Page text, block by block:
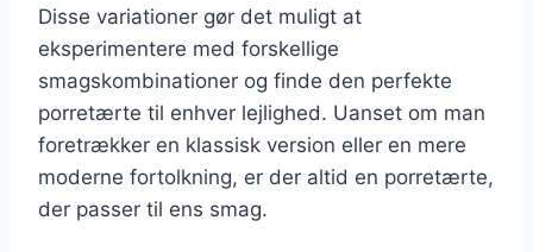
Disse variationer gør det muligt at
eksperimentere med forskellige
smagskombinationer og finde den perfekte
porretærte til enhver lejlighed. Uanset om man
foretrækker en klassisk version eller en mere
moderne fortolkning, er der altid en porretærte,
der passer til ens smag.